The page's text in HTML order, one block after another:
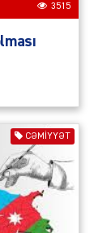
3515
CƏMIYYƏT